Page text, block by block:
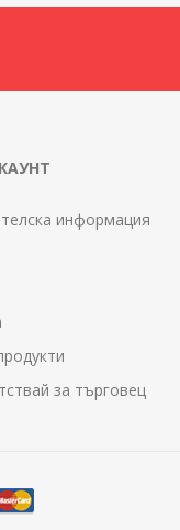
информация
за търговец